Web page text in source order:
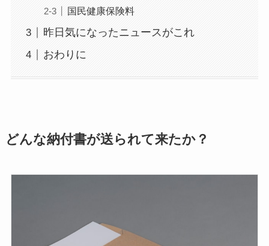
国民健康保険料
昨日気になったニュースがこれ
おわりに
どんな納付書が送られて来たか？